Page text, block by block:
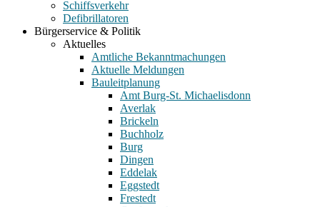
Schiffsverkehr
Defibrillatoren
Bürgerservice & Politik
Aktuelles
Amtliche Bekanntmachungen
Aktuelle Meldungen
Bauleitplanung
Amt Burg-St. Michaelisdonn
Averlak
Brickeln
Buchholz
Burg
Dingen
Eddelak
Eggstedt
Frestedt